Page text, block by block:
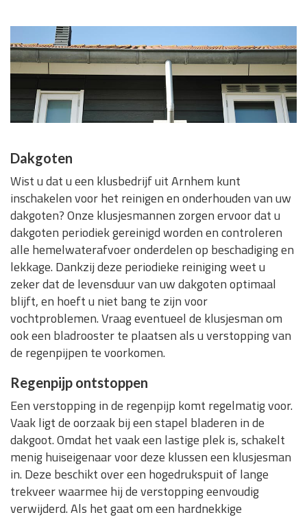
Dakgoten
Wist u dat u een klusbedrijf uit Arnhem kunt
inschakelen voor het reinigen en onderhouden van uw
dakgoten? Onze klusjesmannen zorgen ervoor dat u
dakgoten periodiek gereinigd worden en controleren
alle hemelwaterafvoer onderdelen op beschadiging en
lekkage. Dankzij deze periodieke reiniging weet u
zeker dat de levensduur van uw dakgoten optimaal
blijft, en hoeft u niet bang te zijn voor
vochtproblemen. Vraag eventueel de klusjesman om
ook een bladrooster te plaatsen als u verstopping van
de regenpijpen te voorkomen.
Regenpijp ontstoppen
Een verstopping in de regenpijp komt regelmatig voor.
Vaak ligt de oorzaak bij een stapel bladeren in de
dakgoot. Omdat het vaak een lastige plek is, schakelt
menig huiseigenaar voor deze klussen een klusjesman
in. Deze beschikt over een hogedrukspuit of lange
trekveer waarmee hij de verstopping eenvoudig
verwijderd. Als het gaat om een hardnekkige